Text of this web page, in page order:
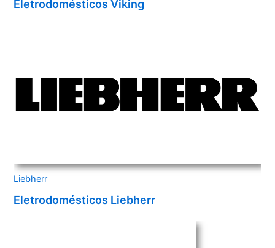
Eletrodomésticos Viking
Liebherr
Eletrodomésticos Liebherr